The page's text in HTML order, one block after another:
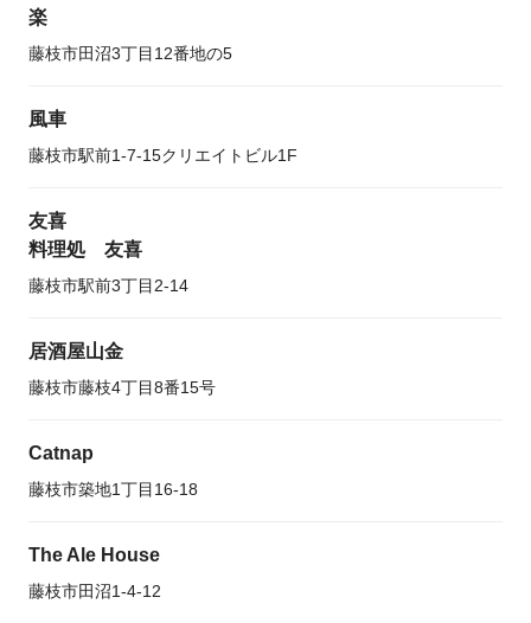
楽
藤枝市田沼3丁目12番地の5
風車
藤枝市駅前1-7-15クリエイトビル1F
友喜
料理処 友喜
藤枝市駅前3丁目2-14
居酒屋山金
藤枝市藤枝4丁目8番15号
Catnap
藤枝市築地1丁目16-18
The Ale House
藤枝市田沼1-4-12